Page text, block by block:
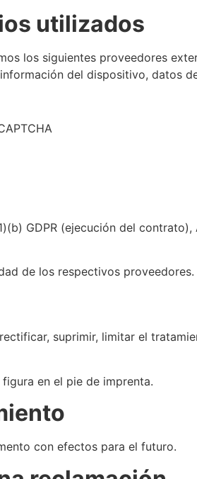
utilizados
los siguientes proveedores
del dispositivo, datos
GDPR (ejecución del
de los respectivos proveedores.
suprimir, limitar el
en el pie de imprenta.
con efectos para el futuro.